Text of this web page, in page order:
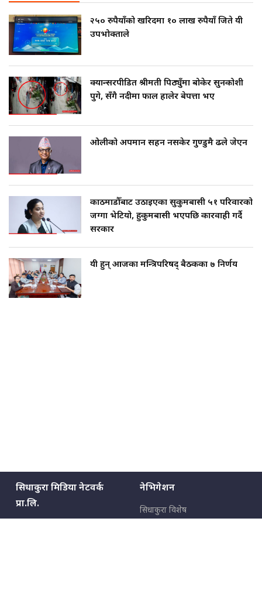
२५० रुपैयाँको खरिदमा १० लाख रुपैयाँ जिते यी
उपभोक्ताले
क्यान्सरपीडित श्रीमती पिठ्युँमा बोकेर सुनकोशी
पुगे, सँगै नदीमा फाल हालेर बेपत्ता भए
ओलीको अपमान सहन नसकेर गुण्डुमै ढले जेएन
काठमाडौँबाट उठाइएका सुकुमबासी ५१ परिवारको
जग्गा भेटियो, हुकुमबासी भएपछि कारवाही गर्दै
सरकार
यी हुन् आजका मन्त्रिपरिषद् बैठकका ७ निर्णय
सिधाकुरा मिडिया नेटवर्क
प्रा.लि.
नेभिगेशन
सिधाकुरा विशेष